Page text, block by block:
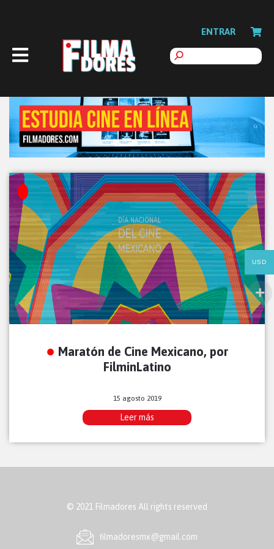
ENTRAR
Maratón de Cine Mexicano, por
FilminLatino
15 agosto 2019
Leer más
© 2021 Filmadores All rights reserved
ﬁlmadoresmx@gmail.com
USD